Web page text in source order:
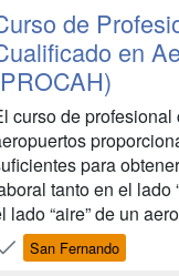
prestigio que
compañías
de
en
curso de
para
tanto en el lado
lado “aire” de un
gusta esta profesión
conseguir tu
San Fernando